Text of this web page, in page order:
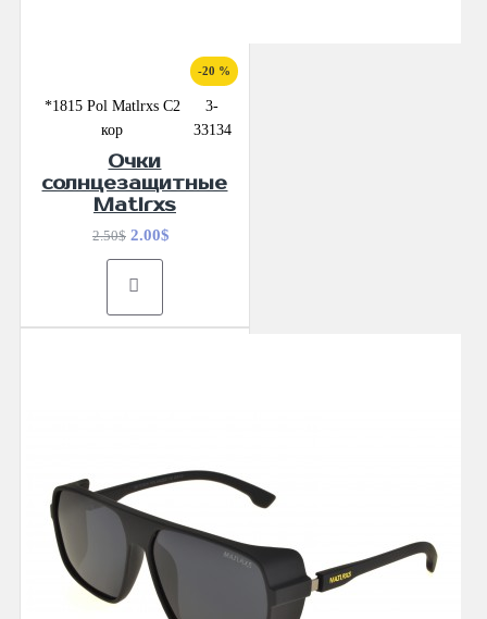
-20 %
*1815 Pol Matlrxs С2
кор
3-
33134
Очки
солнцезащитные
Matlrxs
2.50$ 2.00$